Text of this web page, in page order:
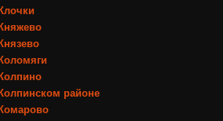
районе